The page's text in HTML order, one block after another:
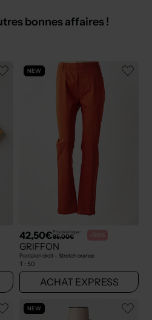
bonnes affaires !
NEW
42,50€Prix boutique :
85,00€ -50%
GRIFFON
Pantalon droit - Stretch orange
T : 50
ACHAT EXPRESS
NEW